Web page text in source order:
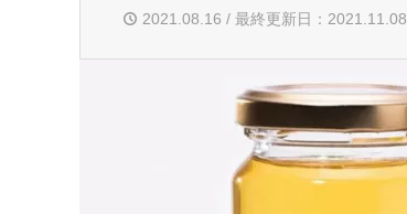
2021.08.16 / 最終更新日：2021.11.08